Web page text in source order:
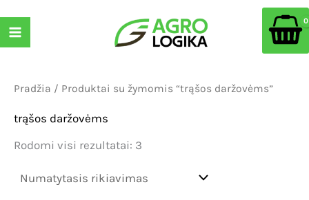
prie
turinio
Pradžia / Produktai su žymomis “trąšos daržovėms”
trąšos daržovėms
Rodomi visi rezultatai: 3